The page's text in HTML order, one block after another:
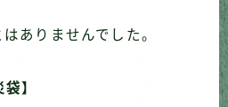
ありませんでした。
】